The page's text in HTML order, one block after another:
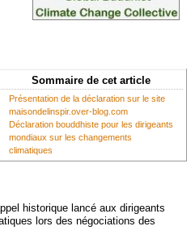
Sommaire de cet article
Présentation de la déclaration sur le site
maisondelinspir.over-blog.com
Déclaration bouddhiste pour les dirigeants
mondiaux sur les changements
climatiques
historique lancé aux dirigeants
lors des négociations des